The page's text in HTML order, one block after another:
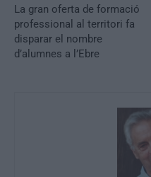
La gran oferta de formació
professional al territori fa
disparar el nombre
d’alumnes a l’Ebre